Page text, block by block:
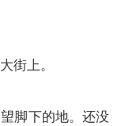
街上。
脚下的地。还没